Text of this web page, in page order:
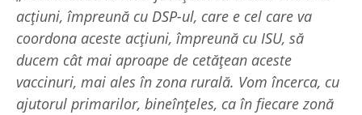
acțiuni, împreună cu DSP-ul, care e cel care va
coordona aceste acțiuni, împreună cu ISU, să
ducem cât mai aproape de cetățean aceste
vaccinuri, mai ales în zona rurală. Vom încerca, cu
ajutorul primarilor, bineînțeles, ca în fiecare zonă